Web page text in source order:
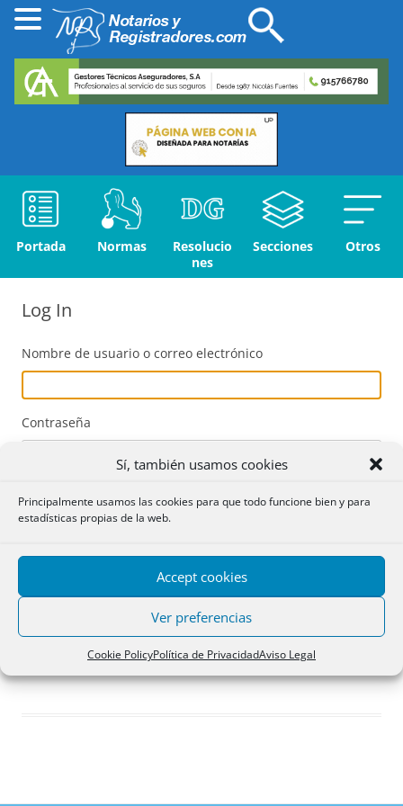
Sí, también usamos cookies
Principalmente usamos las cookies para que todo funcione bien y para
estadísticas propias de la web.
Accept cookies
Ver preferencias
Cookie PolicyPolítica de PrivacidadAviso Legal
Portada Normas
Resolucio
nes
Secciones Otros
Log In
Nombre de usuario o correo electrónico
Contraseña
Acceder
Registro
¿Has olvidado tu contraseña?